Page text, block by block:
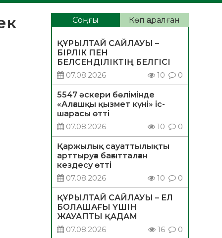
Соңғы Көп қаралған
ҚҰРЫЛТАЙ САЙЛАУЫ –
БІРЛІК ПЕН
БЕЛСЕНДІЛІКТІҢ БЕЛГІСІ
07.08.2026
10 0
5547 әскери бөлімінде
«Алғашқы қызмет күні» іс-
шарасы өтті
07.08.2026
10 0
Қаржылық сауаттылықты
арттыруға бағытталған
кездесу өтті
07.08.2026
10 0
ҚҰРЫЛТАЙ САЙЛАУЫ – ЕЛ
БОЛАШАҒЫ ҮШІН
ЖАУАПТЫ ҚАДАМ
07.08.2026
16 0